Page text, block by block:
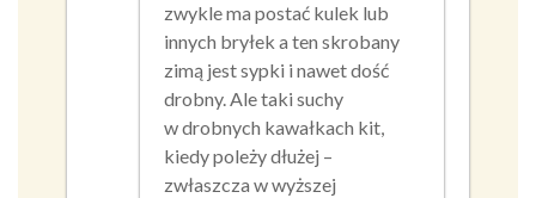
zwykle ma postać kulek lub
innych bryłek a ten skrobany
zimą jest sypki i nawet dość
drobny. Ale taki suchy
w drobnych kawałkach kit,
kiedy poleży dłużej –
zwłaszcza w wyższej